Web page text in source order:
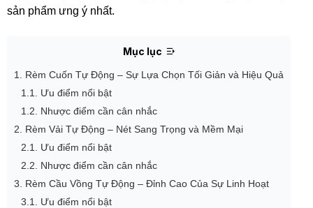
sản phẩm ưng ý nhất.
Mục lục
1. Rèm Cuốn Tự Động – Sự Lựa Chọn Tối Giản và Hiệu Quả
1.1. Ưu điểm nổi bật
1.2. Nhược điểm cần cân nhắc
2. Rèm Vải Tự Động – Nét Sang Trọng và Mềm Mại
2.1. Ưu điểm nổi bật
2.2. Nhược điểm cần cân nhắc
3. Rèm Cầu Vồng Tự Động – Đỉnh Cao Của Sự Linh Hoạt
3.1. Ưu điểm nổi bật